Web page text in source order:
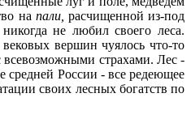
на пали, расчищенной из-под
не любил своего леса.
вершин чуялось что-то
всевозможными страхами. Лес -
средней России - все редеющее
своих лесных богатств по